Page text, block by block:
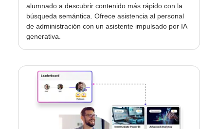
alumnado a descubrir contenido más rápido con la
búsqueda semántica. Ofrece asistencia al personal
de administración con un asistente impulsado por IA
generativa.